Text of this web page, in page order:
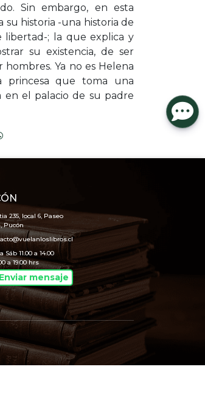
Sin embargo, en esta
su historia -una historia de
libertad-; la que explica y
su existencia, de ser
Ya no es Helena
princesa que toma una
en el palacio de su padre
235, local 6, Paseo
Pucón
Sáb 11.00 a 14.00
a 19.00 hrs
Enviar mensaje